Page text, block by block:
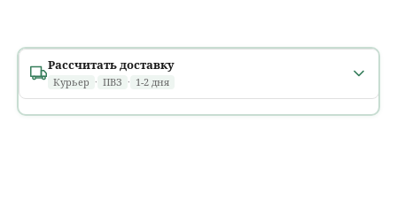
Рассчитать доставку
Курьер · ПВЗ · 1-2 дня
Минск и областные города